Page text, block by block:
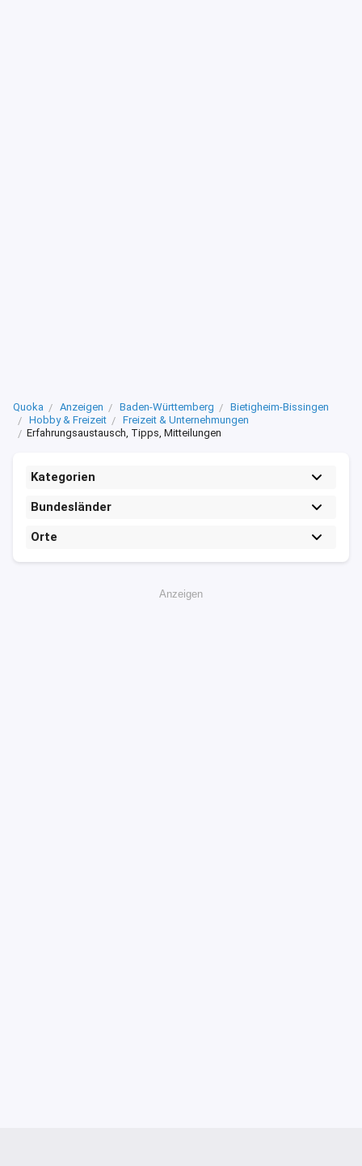
Quoka Anzeigen Baden-Württemberg
Bietigheim-Bissingen
Hobby & Freizeit
Freizeit & Unternehmungen
Erfahrungsaustausch, Tipps, Mitteilungen
Kategorien
Bundesländer
Orte
Anzeigen